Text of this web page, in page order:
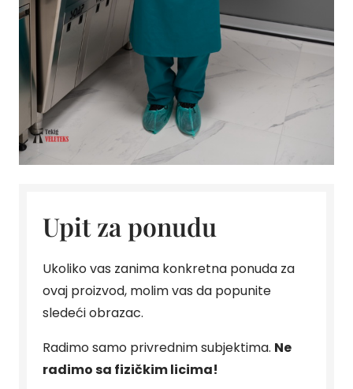
Upit za ponudu
Ukoliko vas zanima konkretna ponuda za
ovaj proizvod, molim vas da popunite
sledeći obrazac.
Radimo samo privrednim subjektima. Ne
radimo sa fizičkim licima!